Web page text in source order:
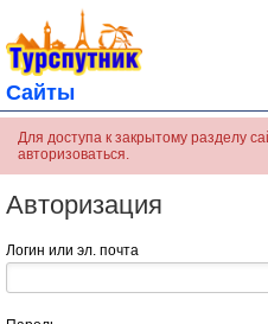
Сайты
Для доступа к закрытому разделу
авторизоваться.
Авторизация
Логин или эл. почта